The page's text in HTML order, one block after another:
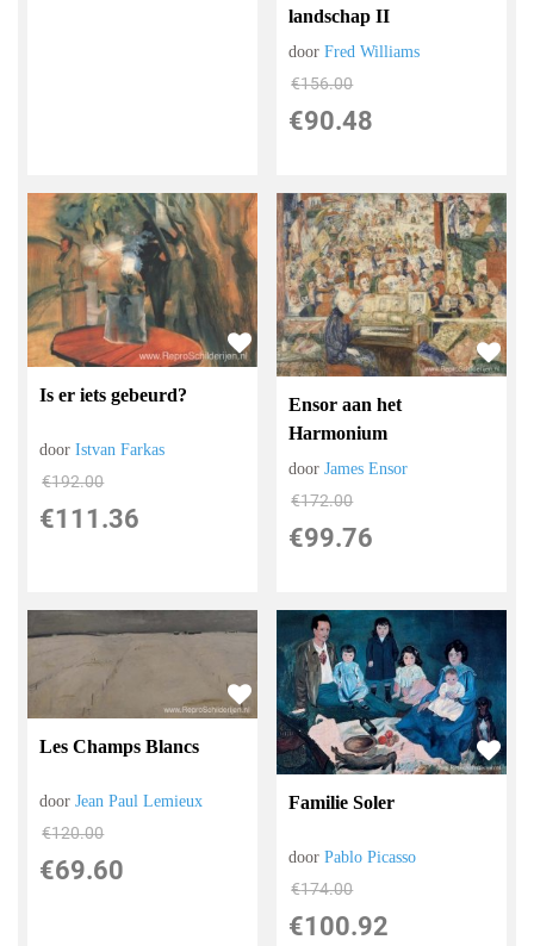
landschap II
doorFred Williams
€156.00
€90.48
Is er iets gebeurd?
doorIstvan Farkas
€192.00
€111.36
Ensor aan het
Harmonium
doorJames Ensor
€172.00
€99.76
Les Champs Blancs
doorJean Paul Lemieux
€120.00
€69.60
Familie Soler
doorPablo Picasso
€174.00
€100.92